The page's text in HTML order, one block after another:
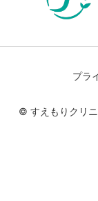
プラ
© すえもりクリ